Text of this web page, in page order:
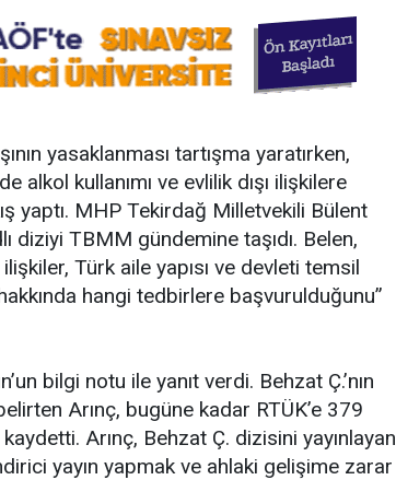
yasaklanması tartışma yaratırken,
alkol kullanımı ve evlilik dışı ilişkilere
yaptı. MHP Tekirdağ Milletvekili Bülent
diziyi TBMM gündemine taşıdı. Belen,
ilişkiler, Türk aile yapısı ve devleti temsil
hangi tedbirlere başvurulduğunu”
bilgi notu ile yanıt verdi. Behzat Ç.’nın
Arınç, bugüne kadar RTÜK’e 379
Arınç, Behzat Ç. dizisini yayınlayan
yayın yapmak ve ahlaki gelişime zarar